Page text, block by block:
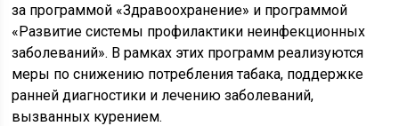
за программой «Здравоохранение» и программой
«Развитие системы профилактики неинфекционных
заболеваний». В рамках этих программ реализуются
меры по снижению потребления табака, поддержке
ранней диагностики и лечению заболеваний,
вызванных курением.